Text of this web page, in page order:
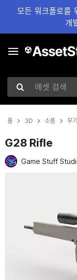
모든 워크플로를
개
에셋 검색
홈 3D 소품 무기
G28 Rifle
Game Stuff